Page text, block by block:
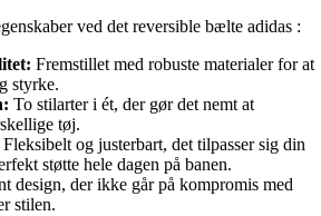
ved det reversible bælte adidas :
Fremstillet med robuste materialer for at
styrke.
To stilarter i ét, der gør det nemt at
tøj.
Fleksibelt og justerbart, det tilpasser sig din
støtte hele dagen på banen.
design, der ikke går på kompromis med
stilen.